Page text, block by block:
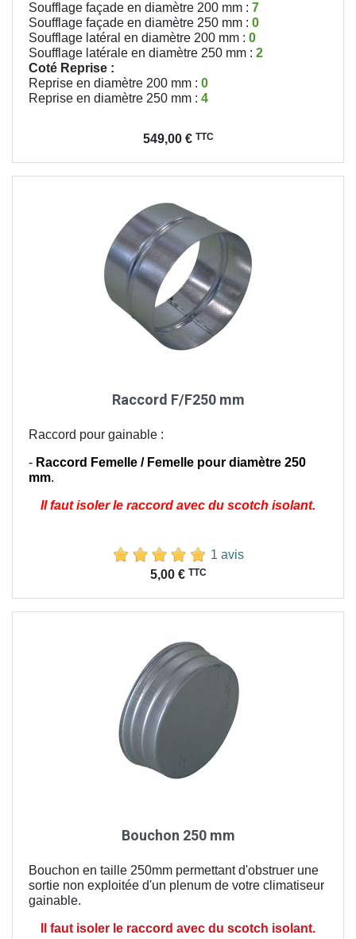
Soufflage façade en diamètre 200 mm : 7
Soufflage façade en diamètre 250 mm : 0
Soufflage latéral en diamètre 200 mm : 0
Soufflage latérale en diamètre 250 mm : 2
Coté Reprise :
Reprise en diamètre 200 mm : 0
Reprise en diamètre 250 mm : 4
549,00 € TTC
Raccord F/F250 mm
Raccord pour gainable :
- Raccord Femelle / Femelle pour diamètre 250
mm.
Il faut isoler le raccord avec du scotch isolant.
1 avis
5,00 € TTC
Bouchon 250 mm
Bouchon en taille 250mm permettant d'obstruer une
sortie non exploitée d'un plenum de votre climatiseur
gainable.
Il faut isoler le raccord avec du scotch isolant.